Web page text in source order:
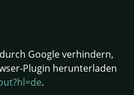
Google verhindern,
Plugin herunterladen
.